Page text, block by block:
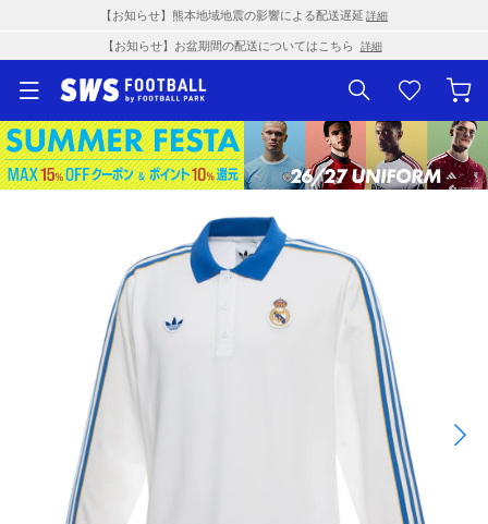
【お知らせ】熊本地域地震の影響による配送遅延 詳細
【お知らせ】お盆期間の配送についてはこちら 詳細